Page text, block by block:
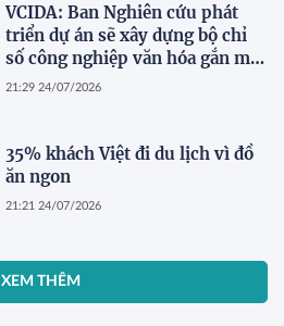
VCIDA: Ban Nghiên cứu phát
triển dự án sẽ xây dựng bộ chỉ
số công nghiệp văn hóa gắn mã
ngành kinh tế
21:29 24/07/2026
35% khách Việt đi du lịch vì đồ
ăn ngon
21:21 24/07/2026
XEM THÊM